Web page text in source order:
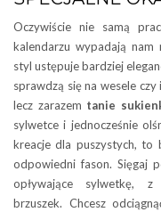
Oczywiście nie samą
kalendarzu wypadają nam
styl ustępuje bardziej
sprawdzą się na wesele
lecz zarazem tanie
sylwetce i jednocześnie
kreacje dla puszystych, to
odpowiedni fason. Sięgaj
opływające sylwetkę, z
brzuszek. Chcesz